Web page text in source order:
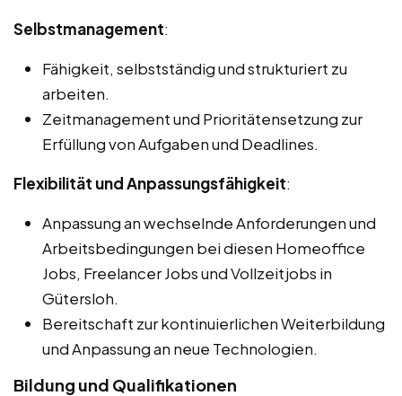
Selbstmanagement:
Fähigkeit, selbstständig und strukturiert zu
arbeiten.
Zeitmanagement und Prioritätensetzung zur
Erfüllung von Aufgaben und Deadlines.
Flexibilität und Anpassungsfähigkeit:
Anpassung an wechselnde Anforderungen und
Arbeitsbedingungen bei diesen Homeoffice
Jobs, Freelancer Jobs und Vollzeitjobs in
Gütersloh.
Bereitschaft zur kontinuierlichen Weiterbildung
und Anpassung an neue Technologien.
Bildung und Qualifikationen